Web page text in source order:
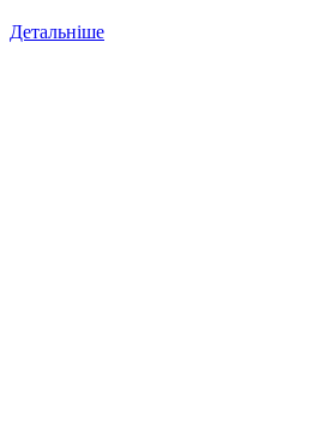
Детальніше